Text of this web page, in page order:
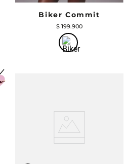
Biker Commit
$ 199.900